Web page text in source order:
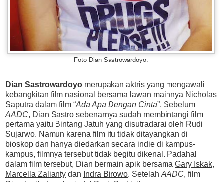
Foto Dian Sastrowardoyo.
Dian Sastrowardoyo merupakan aktris yang mengawali
kebangkitan film nasional bersama lawan mainnya Nicholas
Saputra dalam film “Ada Apa Dengan Cinta”. Sebelum
AADC, Dian Sastro sebenarnya sudah membintangi film
pertama yaitu Bintang Jatuh yang disutradarai oleh Rudi
Sujarwo. Namun karena film itu tidak ditayangkan di
bioskop dan hanya diedarkan secara indie di kampus-
kampus, filmnya tersebut tidak begitu dikenal. Padahal
dalam film tersebut, Dian bermain apik bersama Gary Iskak,
Marcella Zalianty dan Indra Birowo. Setelah AADC, film